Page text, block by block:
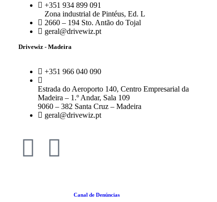
+351 934 899 091
Zona industrial de Pintéus, Ed. L
2660 – 194 Sto. Antão do Tojal
geral@drivewiz.pt
Drivewiz - Madeira
+351 966 040 090
Estrada do Aeroporto 140, Centro Empresarial da
Madeira – 1.º Andar, Sala 109
9060 – 382 Santa Cruz – Madeira
geral@drivewiz.pt
Canal de Denúncias